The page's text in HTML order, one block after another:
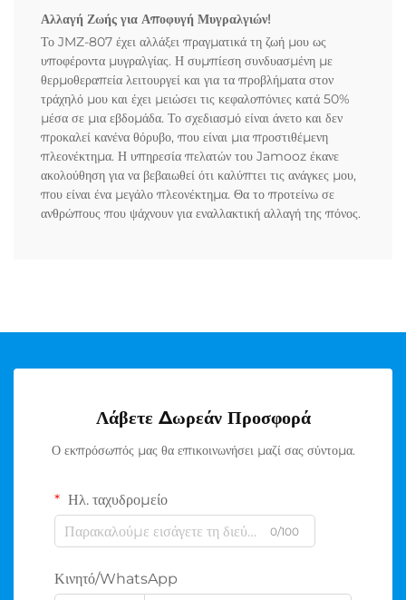
Αλλαγή Ζωής για Αποφυγή Μυγραλγιών!
Το JMZ-807 έχει αλλάξει πραγματικά τη ζωή μου ως
υποφέροντα μυγραλγίας. Η συμπίεση συνδυασμένη με
θερμοθεραπεία λειτουργεί και για τα προβλήματα στον
τράχηλό μου και έχει μειώσει τις κεφαλοπόνιες κατά 50%
μέσα σε μια εβδομάδα. Το σχεδιασμό είναι άνετο και δεν
προκαλεί κανένα θόρυβο, που είναι μια προστιθέμενη
πλεονέκτημα. Η υπηρεσία πελατών του Jamooz έκανε
ακολούθηση για να βεβαιωθεί ότι καλύπτει τις ανάγκες μου,
που είναι ένα μεγάλο πλεονέκτημα. Θα το προτείνω σε
ανθρώπους που ψάχνουν για εναλλακτική αλλαγή της πόνος.
Λάβετε Δωρεάν Προσφορά
Ο εκπρόσωπός μας θα επικοινωνήσει μαζί σας σύντομα.
Ηλ. ταχυδρομείο
0/100
Κινητό/WhatsApp